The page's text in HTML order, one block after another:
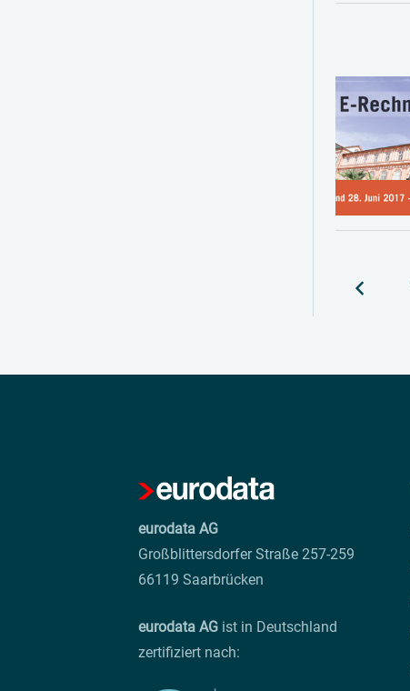
eurodata AG
Großblittersdorfer Straße 257-259
66119 Saarbrücken
eurodata AG ist in Deutschland
zertifiziert nach: